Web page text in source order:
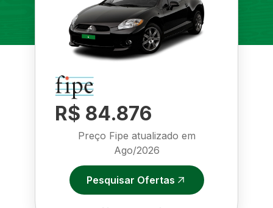
R$ 84.876
Preço Fipe atualizado em
Ago/2026
Pesquisar Ofertas